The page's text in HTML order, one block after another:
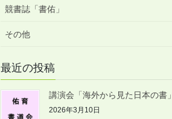
競書誌「書佑」
その他
最近の投稿
講演会「海外から見た日本の書」
2026年3月10日